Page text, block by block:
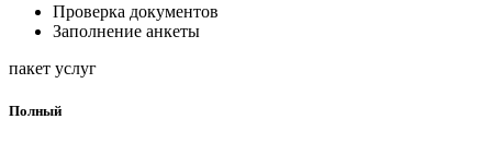
Проверка документов
Заполнение анкеты
пакет услуг
Полный